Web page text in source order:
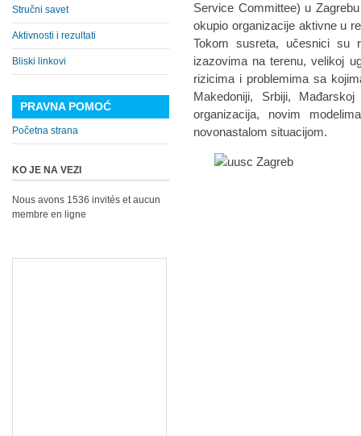
Service Committee) u
okupio organizacije aktivne u
Tokom susreta, učesnici su
izazovima na terenu, velikoj
rizicima i problemima sa
Makedoniji, Srbiji,
organizacija, novim
novonastalom situacijom.
Stručni savet
Aktivnosti i rezultati
Bliski linkovi
PRAVNA POMOĆ
Početna strana
KO JE NA VEZI
Nous avons 1536 invités et aucun
membre en ligne